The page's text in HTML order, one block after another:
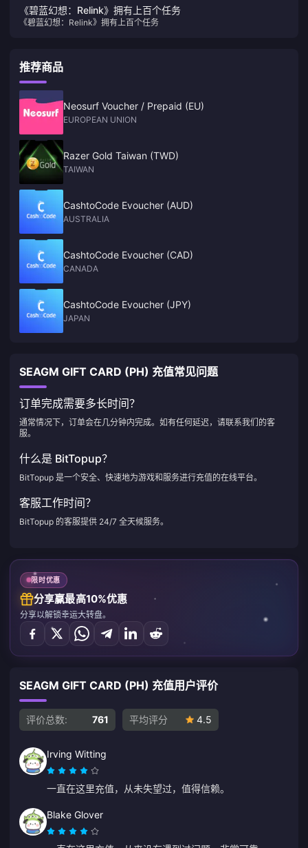
《碧蓝幻想：Relink》拥有上百个任务
《碧蓝幻想：Relink》拥有上百个任务
推荐商品
Neosurf Voucher / Prepaid (EU)
EUROPEAN UNION
Razer Gold Taiwan (TWD)
TAIWAN
CashtoCode Evoucher (AUD)
AUSTRALIA
CashtoCode Evoucher (CAD)
CANADA
CashtoCode Evoucher (JPY)
JAPAN
SEAGM GIFT CARD (PH) 充值常见问题
订单完成需要多长时间？
通常情况下，订单会在几分钟内完成。如有任何延迟，请联系我们的客
服。
什么是 BitTopup？
BitTopup 是一个安全、快速地为游戏和服务进行充值的在线平台。
客服工作时间？
BitTopup 的客服提供 24/7 全天候服务。
限时优惠
分享赢最高10%优惠
分享以解锁幸运大转盘。
SEAGM GIFT CARD (PH) 充值用户评价
评价总数: 761 平均评分 4.5
Irving Witting
一直在这里充值，从未失望过，值得信赖。
Blake Glover